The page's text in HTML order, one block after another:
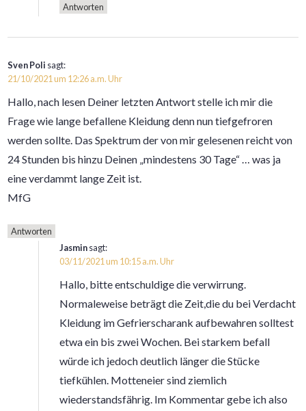
Antworten
Sven Poli sagt:
21/10/2021 um 12:26 a.m. Uhr
Hallo, nach lesen Deiner letzten Antwort stelle ich mir die
Frage wie lange befallene Kleidung denn nun tiefgefroren
werden sollte. Das Spektrum der von mir gelesenen reicht von
24 Stunden bis hinzu Deinen „mindestens 30 Tage“ … was ja
eine verdammt lange Zeit ist.
MfG
Antworten
Jasminsagt:
03/11/2021 um 10:15 a.m. Uhr
Hallo, bitte entschuldige die verwirrung.
Normaleweise beträgt die Zeit,die du bei Verdacht
Kleidung im Gefrierscharank aufbewahren solltest
etwa ein bis zwei Wochen. Bei starkem befall
würde ich jedoch deutlich länger die Stücke
tiefkühlen. Motteneier sind ziemlich
wiederstandsfährig. Im Kommentar gebe ich also